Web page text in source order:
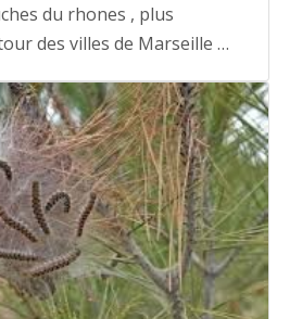
du rhones , plus
des villes de Marseille …